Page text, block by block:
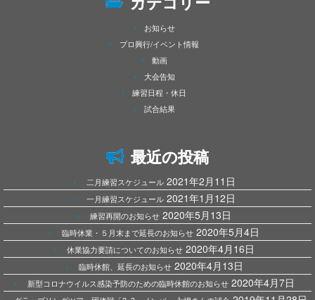
お知らせ
プロ興行/イベント情報
動画
大会告知
練習日程・休日
試合結果
最近の投稿
二月練習スケジュール 2021年2月11日
一月練習スケジュール 2021年1月12日
練習再開のお知らせ 2020年5月13日
臨時休業・５月末まで延長のお知らせ 2020年5月4日
休業協力要請についてのお知らせ 2020年4月16日
臨時休館、延長のお知らせ 2020年4月13日
新型コロナウイルス感染予防のための臨時休館のお知らせ 2020年4月7日